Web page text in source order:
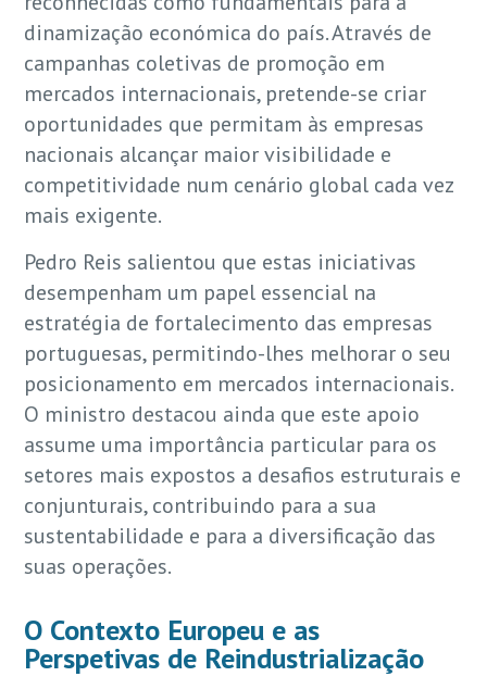
dinamização económica do país. Através de
campanhas coletivas de promoção em
mercados internacionais, pretende-se criar
oportunidades que permitam às empresas
nacionais alcançar maior visibilidade e
competitividade num cenário global cada vez
mais exigente.
Pedro Reis salientou que estas iniciativas
desempenham um papel essencial na
estratégia de fortalecimento das empresas
portuguesas, permitindo-lhes melhorar o seu
posicionamento em mercados internacionais.
O ministro destacou ainda que este apoio
assume uma importância particular para os
setores mais expostos a desafios estruturais e
conjunturais, contribuindo para a sua
sustentabilidade e para a diversificação das
suas operações.
O Contexto Europeu e as
Perspetivas de Reindustrialização